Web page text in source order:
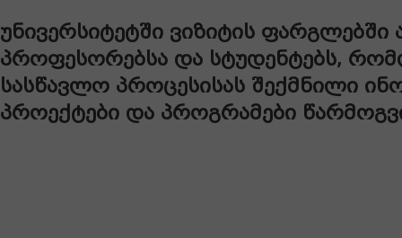
უნივერსიტეტში ვიზიტის ფარგლებში
პროფესორებსა და სტუდენტებს,
სასწავლო პროცესისას შექმნილი
პროექტები და პროგრამები